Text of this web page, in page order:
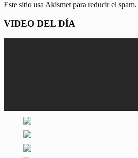
Este sitio usa Akismet para reducir el spam.
VIDEO DEL DÍA